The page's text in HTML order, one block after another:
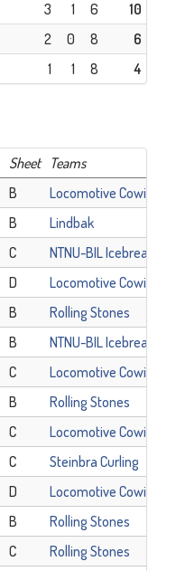
3 1 6
10
2 0 8
6
1 1 8 4
Sheet
Teams
B
Locomotive Cowi
B
Lindbak
C
NTNU-BIL Icebreakers
D
Locomotive Cowi
B
Rolling Stones
B
NTNU-BIL Icebreakers
C
Locomotive Cowi
B
Rolling Stones
C
Locomotive Cowi
C
Steinbra Curling
D
Locomotive Cowi
B
Rolling Stones
C
Rolling Stones